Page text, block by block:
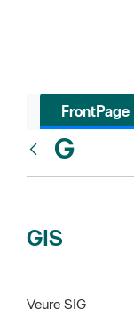
FrontPage
G
GIS
Veure SIG